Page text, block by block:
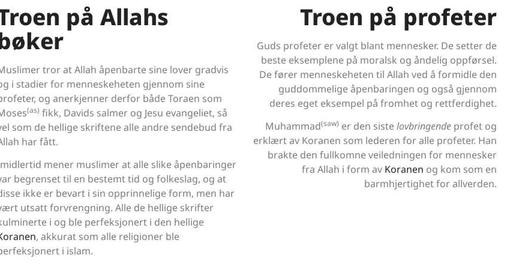
på Allahs
tror at Allah åpenbarte sine lover gradvis
i stadier for menneskeheten gjennom sine
og anerkjenner derfor både Toraen som
(as) fikk, Davids salmer og Jesu evangeliet, så
som de hellige skriftene alle andre sendebud fra
har fått.
mener muslimer at alle slike åpenbaringer
begrenset til en bestemt tid og folkeslag, og at
ikke er bevart i sin opprinnelige form, men har
utsatt forvrengning. Alle de hellige skrifter
i og ble perfeksjonert i den hellige
, akkurat som alle religioner ble
i islam.
Troen på profeter
Guds profeter er valgt blant mennesker. De setter de
beste eksemplene på moralsk og åndelig oppførsel.
De fører menneskeheten til Allah ved å formidle den
guddommelige åpenbaringen og også gjennom
deres eget eksempel på fromhet og rettferdighet.
Muhammad(saw) er den sistelovbringendeprofet og
erklært av Koranen som lederen for alle profeter. Han
brakte den fullkomne veiledningen for mennesker
fra Allah i form av Koranen og kom som en
barmhjertighet for allverden.